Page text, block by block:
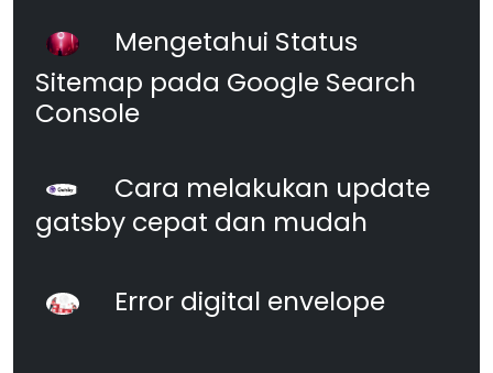
Mengetahui Status
Sitemap pada Google Search
Console
Cara melakukan update
gatsby cepat dan mudah
Error digital envelope